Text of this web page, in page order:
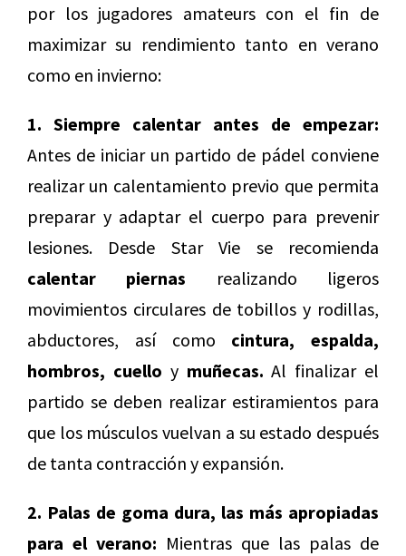
por los jugadores amateurs con el fin de
maximizar su rendimiento tanto en verano
como en invierno:
1. Siempre calentar antes de empezar:
Antes de iniciar un partido de pádel conviene
realizar un calentamiento previo que permita
preparar y adaptar el cuerpo para prevenir
lesiones. Desde Star Vie se recomienda
calentar piernas realizando ligeros
movimientos circulares de tobillos y rodillas,
abductores, así como cintura, espalda,
hombros, cuello y muñecas. Al finalizar el
partido se deben realizar estiramientos para
que los músculos vuelvan a su estado después
de tanta contracción y expansión.
2. Palas de goma dura, las más apropiadas
para el verano: Mientras que las palas de